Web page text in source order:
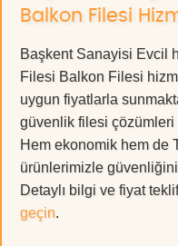
Balkon Filesi
Başkent Sanayisi Evcil
Filesi Balkon Filesi
uygun fiyatlarla
güvenlik filesi çözümleri
Hem ekonomik hem de
ürünlerimizle
Detaylı bilgi ve fiyat
geçin.